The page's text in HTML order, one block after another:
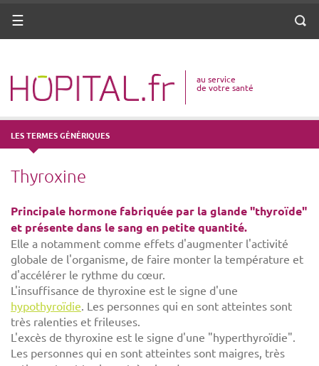
ANNUAIRE
VOTRE SANTÉ
DROITS & DÉMARCHES
MISSIONS
MÉTIERS
Menu
au service
de votre santé
LES TERMES GÉNÉRIQUES
Thyroxine
Principale hormone fabriquée par la glande "thyroïde"
et présente dans le sang en petite quantité.
Elle a notamment comme effets d'augmenter l'activité
globale de l'organisme, de faire monter la température et
d'accélérer le rythme du cœur.
L'insuffisance de thyroxine est le signe d'une
hypothyroïdie. Les personnes qui en sont atteintes sont
très ralenties et frileuses.
L'excès de thyroxine est le signe d'une "hyperthyroïdie".
Les personnes qui en sont atteintes sont maigres, très